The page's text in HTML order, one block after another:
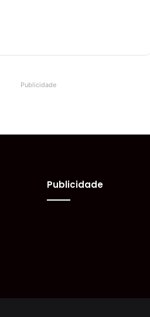
Publicidade
Publicidade